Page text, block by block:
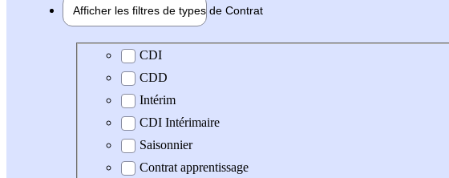
Afficher les filtres de types de Contrat
Type de contrat
CDI
CDD
Intérim
CDI Intérimaire
Saisonnier
Contrat apprentissage